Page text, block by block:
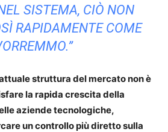
SISTEMA, CIÒ NON
RAPIDAMENTE COME
struttura del mercato non è
la rapida crescita della
aziende tecnologiche,
un controllo più diretto sulla